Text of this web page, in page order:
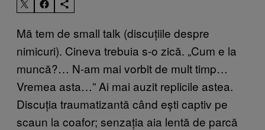
Mă tem de small talk (discuțiile despre
nimicuri). Cineva trebuia s-o zică. „Cum e la
muncă?… N-am mai vorbit de mult timp…
Vremea asta…” Ai mai auzit replicile astea.
Discuția traumatizantă când ești captiv pe
scaun la coafor; senzația aia lentă de parcă